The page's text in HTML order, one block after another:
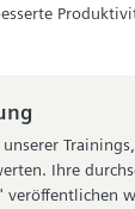
Ihre
veröffentlichen